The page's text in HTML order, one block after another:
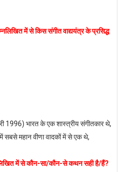
में से किस संगीत वाद्ययंत्र के प्रसिद्ध
1996) भारत के एक शास्त्रीय संगीतकार थे,
सबसे महान वीणा वादकों में से एक थे,
में से कौन-सा/कौन-से कथन सही है/हैं?